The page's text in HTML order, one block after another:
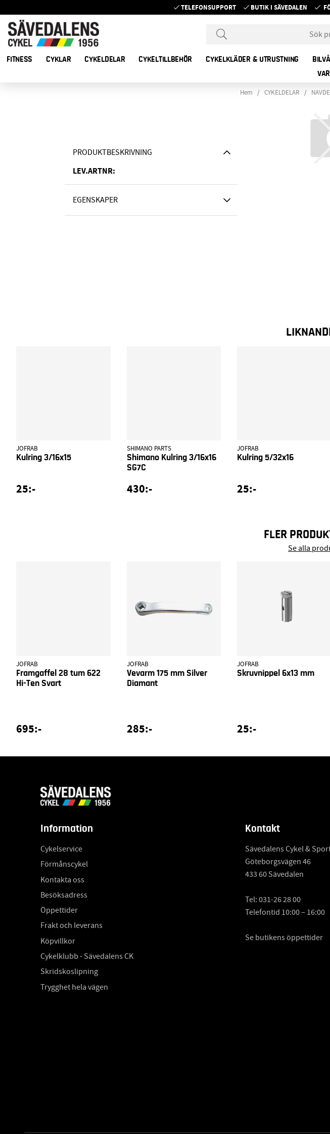
TELEFONSUPPORT BUTIK I SÄVEDALEN
FITNESS CYKLAR CYKELDELAR CYKELTILLBEHÖR CYKELKLÄDER & UTRUSTNING
Hem CYKELDELAR
PRODUKTBESKRIVNING
LEV.ARTNR:
EGENSKAPER
JOFRAB
Kulring 3/16x15
25:-
SHIMANO PARTS
Shimano Kulring 3/16x16
SG7C
430:-
JOFRAB
Kulring 5/32x16
25:-
FLER
Se alla
JOFRAB
Framgaffel 28 tum 622
Hi-Ten Svart
695:-
JOFRAB
Vevarm 175 mm Silver
Diamant
285:-
JOFRAB
Skruvnippel 6x13 mm
25:-
Information
Cykelservice
Förmånscykel
Kontakta oss
Besöksadress
Öppettider
Frakt och leverans
Köpvillkor
Cykelklubb - Sävedalens CK
Skridskoslipning
Trygghet hela vägen
Kontakt
Sävedalens Cykel &
Göteborgsvägen 46
433 60 Sävedalen
Tel:031-26 28 00
Telefontid 10:00 – 16:00
Se butikens öppettider